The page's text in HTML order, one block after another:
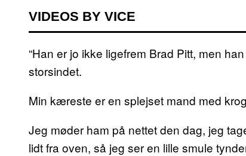
VIDEOS BY VICE
“Han er jo ikke ligefrem Brad Pitt, men
storsindet.
Min kæreste er en splejset mand med
Jeg møder ham på nettet den dag, jeg
lidt fra oven, så jeg ser en lille smule